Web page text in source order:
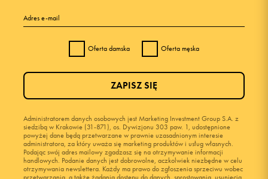
Adres e-mail
Oferta damska Oferta męska
Administratorem danych osobowych jest Marketing Investment Group S.A. z
siedzibą w Krakowie (31-871), os. Dywizjonu 303 paw. 1, udostępnione
powyżej dane będą przetwarzane w prawnie uzasadnionym interesie
administratora, za który uważa się marketing produktów i usług własnych.
Podając swój adres mailowy zgadzasz się na otrzymywanie informacji
handlowych. Podanie danych jest dobrowolne, aczkolwiek niezbędne w celu
otrzymywania newslettera. Każdy ma prawo do zgłoszenia sprzeciwu wobec
ZAPISZ SIĘ